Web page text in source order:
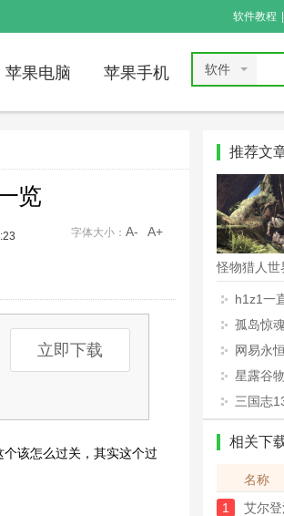
软件教程
苹果电脑 苹果手机 软件
览
字体大小： A- A+
立即下载
该怎么过关，其实这个过
推荐文
怪物猎人世
备 怪物猎
具装
h1z1一
一直提示
孤岛惊
网易永
手游电脑
星露谷
物角色剧
三国志
相关下
名称
1 艾尔